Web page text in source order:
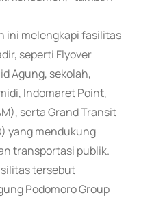
ini melengkapi fasilitas
seperti Flyover
Agung, sekolah,
Indomaret Point,
serta Grand Transit
yang mendukung
transportasi publik.
tersebut
Podomoro Group